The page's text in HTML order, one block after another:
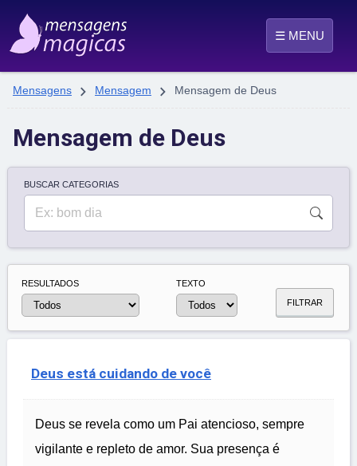
☰ MENU
Mensagens  Mensagem  Mensagem de Deus
Mensagem de Deus
BUSCAR CATEGORIAS
RESULTADOS
TEXTO
FILTRAR
Deus está cuidando de você
Deus se revela como um Pai atencioso, sempre
vigilante e repleto de amor. Sua presença é